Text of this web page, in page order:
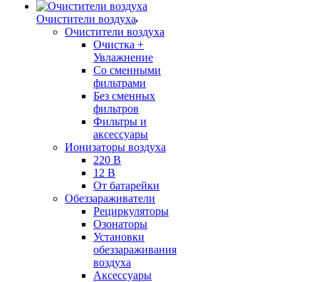
Очистители воздуха
Очистители воздуха
Очистка +
Увлажнение
Cо сменными
фильтрами
Без сменных
фильтров
Фильтры и
аксессуары
Ионизаторы воздуха
220 В
12 В
От батарейки
Обеззараживатели
Рециркуляторы
Озонаторы
Установки
обеззараживания
воздуха
Аксессуары